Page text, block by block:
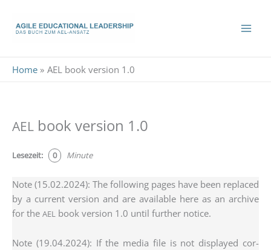
content
Home AEL book version 1.0
AEL book version 1.0
Lese­zeit: 0 Minu­te
Note (15.02.2024): The fol­lo­wing pages have been repla­ced
by a cur­rent ver­si­on and are available here as an archi­ve
for the AEL book ver­si­on 1.0 until fur­ther noti­ce.
Note (19.04.2024): If the media file is not dis­play­ed cor­